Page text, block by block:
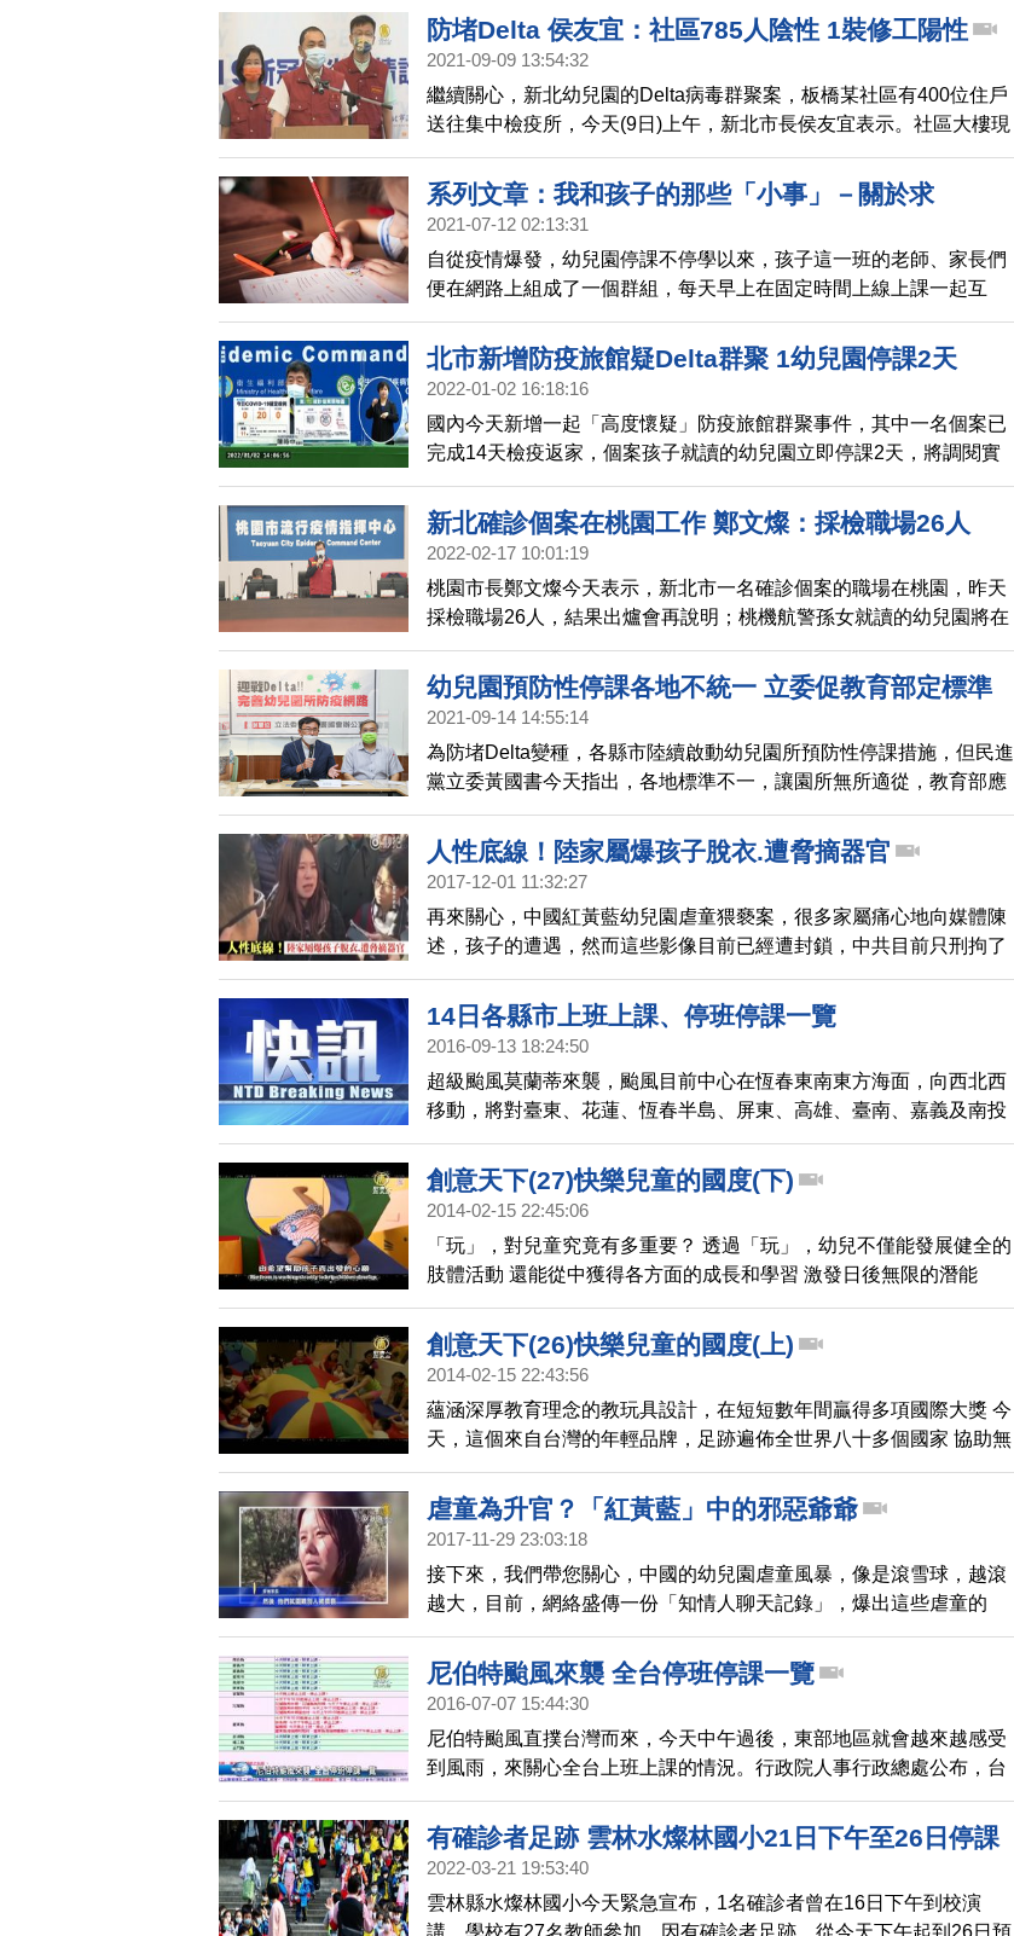
幼、小牛津幼兒園、東安國小及附幼，停課14天。
防堵Delta 侯友宜：社區785人陰性 1裝修工陽性
2021-09-09 13:54:32
繼續關心，新北幼兒園的Delta病毒群聚案，板橋某社區有400位住戶
送往集中檢疫所，今天(9日)上午，新北市長侯友宜表示。社區大樓現
在有785人篩檢結果全部陰性，1位非本大樓住戶裝修工人為陽性，感
染源正在調查中。
系列文章：我和孩子的那些「小事」－關於求
2021-07-12 02:13:31
​自從疫情爆發，幼兒園停課不停學以來，孩子這一班的老師、家長們
便在網路上組成了一個群組，每天早上在固定時間上線上課一起互
動，並出兩到三份作業讓孩子完成。
北市新增防疫旅館疑Delta群聚 1幼兒園停課2天
2022-01-02 16:18:16
國內今天新增一起「高度懷疑」防疫旅館群聚事件，其中一名個案已
完成14天檢疫返家，個案孩子就讀的幼兒園立即停課2天，將調閱實
聯制及警政足跡，持續匡列與採檢。
新北確診個案在桃園工作 鄭文燦：採檢職場26人
2022-02-17 10:01:19
桃園市長鄭文燦今天表示，新北市一名確診個案的職場在桃園，昨天
採檢職場26人，結果出爐會再說明；桃機航警孫女就讀的幼兒園將在
19日進行二採，要確定安全無虞才會復課。
幼兒園預防性停課各地不統一 立委促教育部定標準
2021-09-14 14:55:14
為防堵Delta變種，各縣市陸續啟動幼兒園所預防性停課措施，但民進
黨立委黃國書今天指出，各地標準不一，讓園所無所適從，教育部應
和地方政府協調，訂定明確的「預防性停課指引及後續因應措施」。
人性底線！陸家屬爆孩子脫衣.遭脅摘器官
2017-12-01 11:32:27
再來關心，中國紅黃藍幼兒園虐童猥褻案，很多家屬痛心地向媒體陳
述，孩子的遭遇，然而這些影像目前已經遭封鎖，中共目前只刑拘了
一位女教師，但孩子口中的其他犯案男性，卻置之不理，中共還抓捕
所謂的「造謠者」。
14日各縣市上班上課、停班停課一覽
2016-09-13 18:24:50
超級颱風莫蘭蒂來襲，颱風目前中心在恆春東南東方海面，向西北西
移動，將對臺東、花蓮、恆春半島、屏東、高雄、臺南、嘉義及南投
地區構成威脅。
創意天下(27)快樂兒童的國度(下)
2014-02-15 22:45:06
「玩」，對兒童究竟有多重要？ 透過「玩」，幼兒不僅能發展健全的
肢體活動 還能從中獲得各方面的成長和學習 激發日後無限的潛能
創意天下(26)快樂兒童的國度(上)
2014-02-15 22:43:56
蘊涵深厚教育理念的教玩具設計，在短短數年間贏得多項國際大獎 今
天，這個來自台灣的年輕品牌，足跡遍佈全世界八十多個國家 協助無
數孩童發展自己獨特的優勢
虐童為升官？「紅黃藍」中的邪惡爺爺
2017-11-29 23:03:18
接下來，我們帶您關心，中國的幼兒園虐童風暴，像是滾雪球，越滾
越大，目前，網絡盛傳一份「知情人聊天記錄」，爆出這些虐童的
「爺爺叔叔醫生們」，是想要通過強姦幼童，來達到升官或延年益
壽。所有的行徑，都荒謬至極。
尼伯特颱風來襲 全台停班停課一覽
2016-07-07 15:44:30
尼伯特颱風直撲台灣而來，今天中午過後，東部地區就會越來越感受
到風雨，來關心全台上班上課的情況。行政院人事行政總處公布，台
東縣蘭嶼鄉及花蓮縣秀林鄉的富世村、和平村，上午就宣布停止上
班、上課外，綠島鄉宣布從下午開始停止上班上課。而花蓮縣、臺東
縣，在下午4點過後停班停課，而宜蘭縣，今天晚上停止上班、上課，
有確診者足跡 雲林水燦林國小21日下午至26日停課
2022-03-21 19:53:40
雲林縣水燦林國小今天緊急宣布，1名確診者曾在16日下午到校演
講，學校有27名教師參加，因有確診者足跡，從今天下午起到26日預